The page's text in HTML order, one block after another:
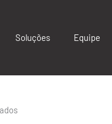
Soluções Equipe